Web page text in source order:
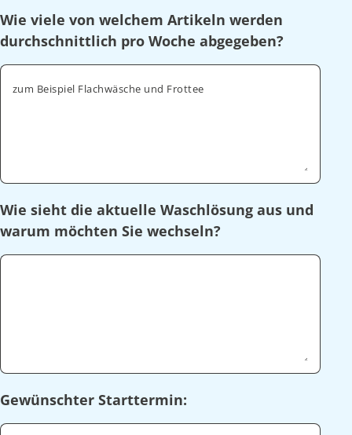
Wie viele von welchem Artikeln werden
durchschnittlich pro Woche abgegeben?
zum Beispiel Flachwäsche und Frottee
Wie sieht die aktuelle Waschlösung aus und
warum möchten Sie wechseln?
Gewünschter Starttermin: